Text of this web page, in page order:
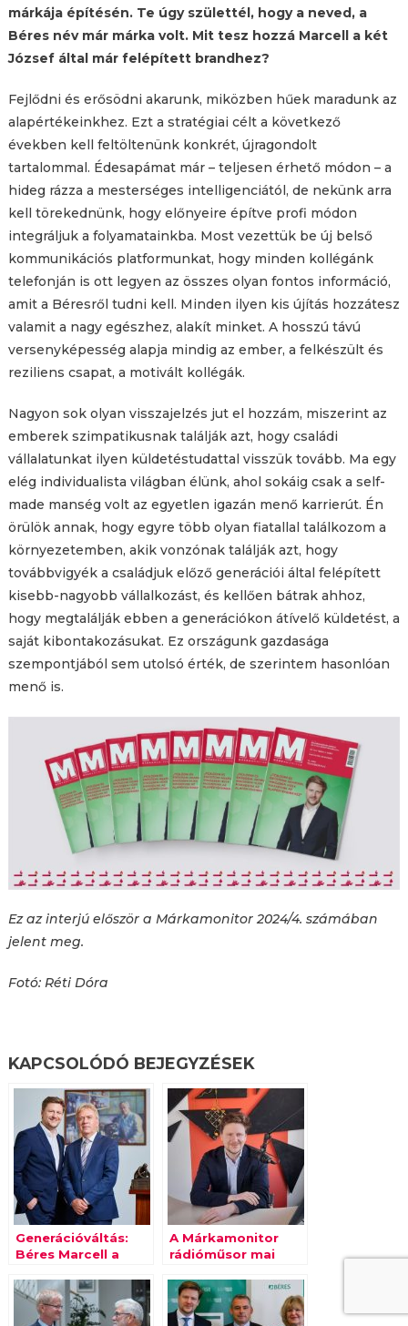
márkája építésén. Te úgy születtél, hogy a neved, a
Béres név már márka volt. Mit tesz hozzá Marcell a két
József által már felépített brandhez?
Fejlődni és erősödni akarunk, miközben hűek maradunk az
alapértékeinkhez. Ezt a stratégiai célt a következő
években kell feltöltenünk konkrét, újragondolt
tartalommal. Édesapámat már – teljesen érhető módon – a
hideg rázza a mesterséges intelligenciától, de nekünk arra
kell törekednünk, hogy előnyeire építve profi módon
integráljuk a folyamatainkba. Most vezettük be új belső
kommunikációs platformunkat, hogy minden kollégánk
telefonján is ott legyen az összes olyan fontos információ,
amit a Béresről tudni kell. Minden ilyen kis újítás hozzátesz
valamit a nagy egészhez, alakít minket. A hosszú távú
versenyképesség alapja mindig az ember, a felkészült és
reziliens csapat, a motivált kollégák.
Nagyon sok olyan visszajelzés jut el hozzám, miszerint az
emberek szimpatikusnak találják azt, hogy családi
vállalatunkat ilyen küldetéstudattal visszük tovább. Ma egy
elég individualista világban élünk, ahol sokáig csak a self-
made manség volt az egyetlen igazán menő karrierút. Én
örülök annak, hogy egyre több olyan fiatallal találkozom a
környezetemben, akik vonzónak találják azt, hogy
továbbvigyék a családjuk előző generációi által felépített
kisebb-nagyobb vállalkozást, és kellően bátrak ahhoz,
hogy megtalálják ebben a generációkon átívelő küldetést, a
saját kibontakozásukat. Ez országunk gazdasága
szempontjából sem utolsó érték, de szerintem hasonlóan
menő is.
Ez az interjú először a Márkamonitor 2024/4. számában
jelent meg.
Fotó: Réti Dóra
KAPCSOLÓDÓ BEJEGYZÉSEK
Generációváltás:
Béres Marcell a
Gyógyszergyár új
elnöke
A Márkamonitor
rádióműsor mai
Marcell